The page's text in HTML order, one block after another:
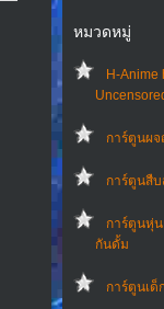
หมวดหมู่
H-Anime
การ์ตูนผ
การ์ตูนสืบ
การ์ตูนหุ่
กันดั้ม
การ์ตูนเด็